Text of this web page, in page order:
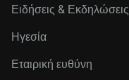
Ειδήσεις & Εκδηλώσεις
Ηγεσία
Εταιρική ευθύνη